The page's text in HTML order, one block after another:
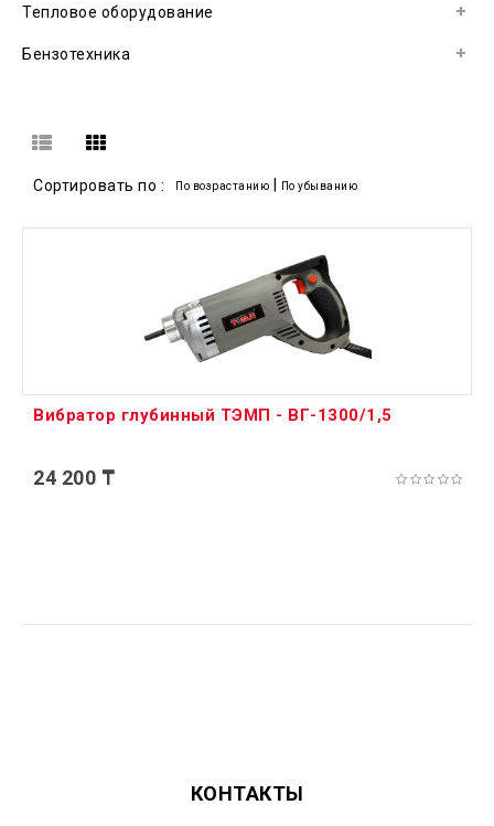
Тепловое оборудование
Бензотехника
Сортировать по : По возрастанию По убыванию
Вибратор глубинный ТЭМП - ВГ-1300/1,5
24 200 ₸
КОНТАКТЫ